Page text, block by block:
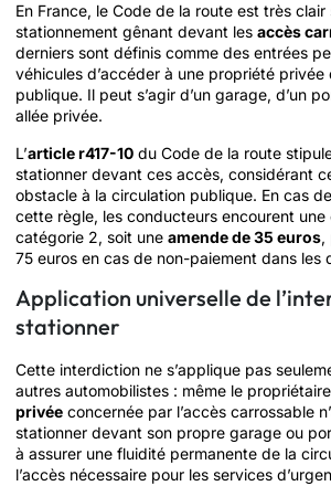
En France, le Code de la route est très
stationnement gênant devant les accès
derniers sont définis comme des entrées
véhicules d’accéder à une propriété privée
publique. Il peut s’agir d’un garage, d’un
allée privée.
L’article r417-10 du Code de la route
stationner devant ces accès, considérant
obstacle à la circulation publique. En cas
cette règle, les conducteurs encourent
catégorie 2, soit une amende de 35 euros,
75 euros en cas de non-paiement dans les
Application universelle de
stationner
Cette interdiction ne s’applique pas
autres automobilistes : même le
privée concernée par l’accès carrossable
stationner devant son propre garage ou
à assurer une fluidité permanente de la
l’accès nécessaire pour les services